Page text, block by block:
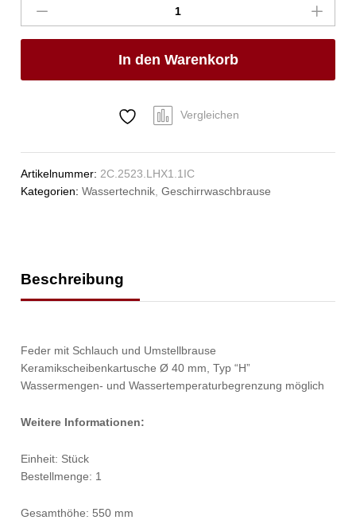
Handspülbrause
1/2"
Anzahl
In den Warenkorb
Vergleichen
Artikelnummer:2C.2523.LHX1.1IC
Kategorien:Wassertechnik,Geschirrwaschbrause
Beschreibung
Feder mit Schlauch und Umstellbrause
Keramikscheibenkartusche Ø 40 mm, Typ “H”
Wassermengen- und Wassertemperaturbegrenzung möglich
Weitere Informationen:
Einheit: Stück
Bestellmenge: 1
Gesamthöhe: 550 mm